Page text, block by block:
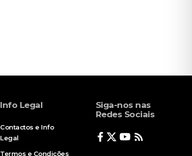
Info Legal
Contactos e Info
Legal
Termos e Condições
Siga-nos nas
Redes Sociais